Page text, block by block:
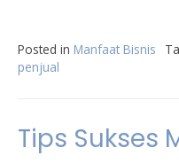
Posted in Manfaat Bisnis
penjual
Tips Sukses